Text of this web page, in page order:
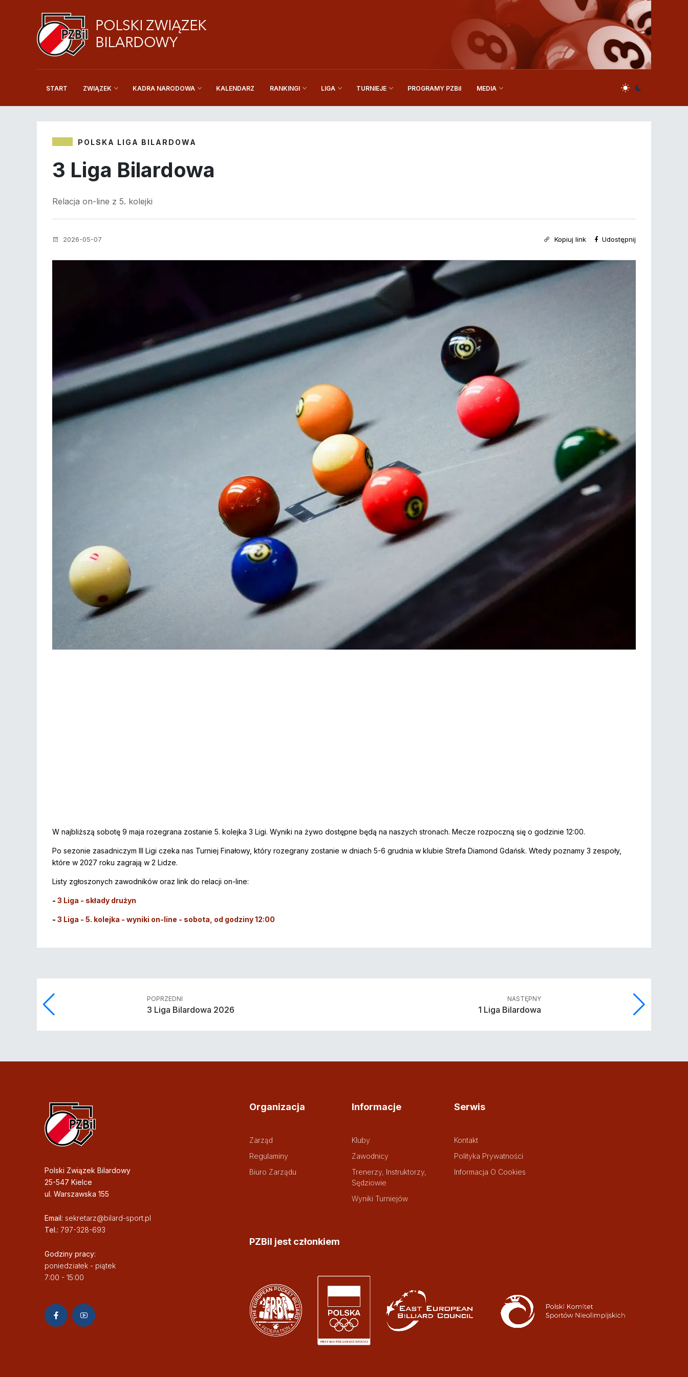
START ZWIĄZEK KADRA NARODOWA KALENDARZ RANKINGI LIGA TURNIEJE PROGRAMY PZBil MEDIA
POLSKA LIGA BILARDOWA
3 Liga Bilardowa
Relacja on-line z 5. kolejki
2026-05-07 Kopiuj link Udostępnij
W najbliższą sobotę 9 maja rozegrana zostanie 5. kolejka 3 Ligi. Wyniki na żywo dostępne będą na naszych stronach. Mecze rozpoczną się o godzinie 12:00.
Po sezonie zasadniczym III Ligi czeka nas Turniej Finałowy, który rozegrany zostanie w dniach 5-6 grudnia w klubie Strefa Diamond Gdańsk. Wtedy poznamy 3 zespoły,
które w 2027 roku zagrają w 2 Lidze.
Listy zgłoszonych zawodników oraz link do relacji on-line:
- 3 Liga - składy drużyn
- 3 Liga - 5. kolejka - wyniki on-line - sobota, od godziny 12:00
POPRZEDNI
3 Liga Bilardowa 2026
NASTĘPNY
1 Liga Bilardowa
Polski Związek Bilardowy
25-547 Kielce
ul. Warszawska 155
Email: sekretarz@bilard-sport.pl
Tel.: 797-328-693
Godziny pracy:
poniedziałek - piątek
7:00 - 15:00
Organizacja
Zarząd
Regulaminy
Biuro Zarządu
Informacje
Kluby
Zawodnicy
Trenerzy, Instruktorzy,
Sędziowie
Wyniki Turniejów
Serwis
Kontakt
Polityka Prywatności
Informacja O Cookies
PZBil jest członkiem